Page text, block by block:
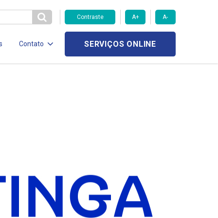
Contraste A+ A-
Contato SERVIÇOS ONLINE